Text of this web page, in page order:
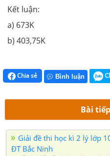
Kết luận:
a) 673K
b) 403,75K
Chia sẻ Bình luận
Bài
Giải đề thi học kì 2 lý lớp
ĐT Bắc Ninh